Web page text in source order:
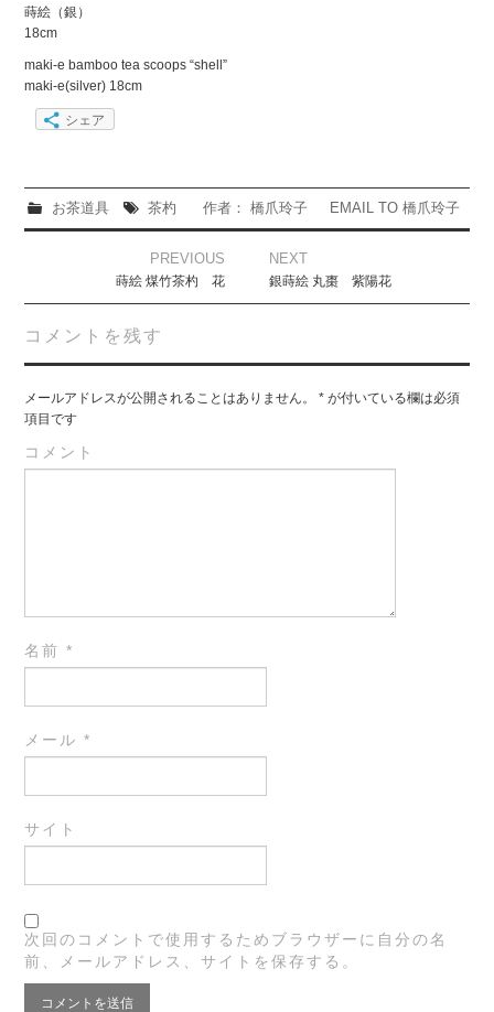
蒔絵（銀）
18cm
maki-e bamboo tea scoops “shell”
maki-e(silver) 18cm
シェア
お茶道具 茶杓 作者： 橋爪玲子 EMAIL TO 橋爪玲子
PREVIOUS
蒔絵 煤竹茶杓 花
NEXT
銀蒔絵 丸棗 紫陽花
コメントを残す
メールアドレスが公開されることはありません。 * が付いている欄は必須
項目です
コメント
名前*
メール*
サイト
次回のコメントで使用するためブラウザーに自分の名
前、メールアドレス、サイトを保存する。